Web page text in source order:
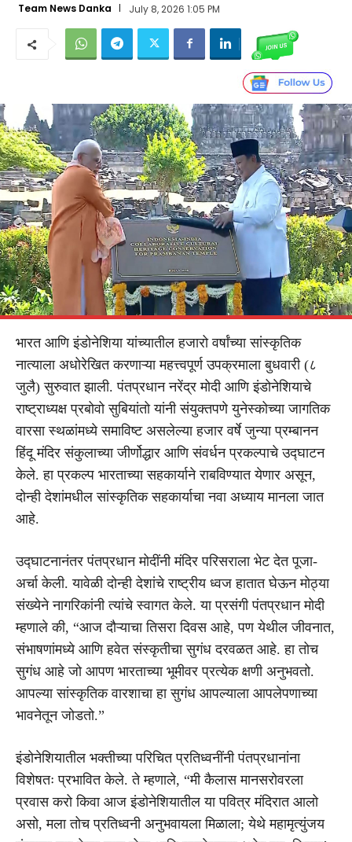
Team News Danka July 8, 2026 1:05 PM
भारत आणि इंडोनेशिया यांच्यातील हजारो वर्षांच्या सांस्कृतिक
नात्याला अधोरेखित करणाऱ्या महत्त्वपूर्ण उपक्रमाला बुधवारी (८
जुलै) सुरुवात झाली. पंतप्रधान नरेंद्र मोदी आणि इंडोनेशियाचे
राष्ट्राध्यक्ष प्रबोवो सुबियांतो यांनी संयुक्तपणे युनेस्कोच्या जागतिक
वारसा स्थळांमध्ये समाविष्ट असलेल्या हजार वर्षे जुन्या प्रम्बानन
हिंदू मंदिर संकुलाच्या जीर्णोद्धार आणि संवर्धन प्रकल्पाचे उद्घाटन
केले. हा प्रकल्प भारताच्या सहकार्याने राबविण्यात येणार असून,
दोन्ही देशांमधील सांस्कृतिक सहकार्याचा नवा अध्याय मानला जात
आहे.
उद्घाटनानंतर पंतप्रधान मोदींनी मंदिर परिसराला भेट देत पूजा-
अर्चा केली. यावेळी दोन्ही देशांचे राष्ट्रीय ध्वज हातात घेऊन मोठ्या
संख्येने नागरिकांनी त्यांचे स्वागत केले. या प्रसंगी पंतप्रधान मोदी
म्हणाले की, “आज दौऱ्याचा तिसरा दिवस आहे, पण येथील जीवनात,
संभाषणांमध्ये आणि हवेत संस्कृतीचा सुगंध दरवळत आहे. हा तोच
सुगंध आहे जो आपण भारताच्या भूमीवर प्रत्येक क्षणी अनुभवतो.
आपल्या सांस्कृतिक वारशाचा हा सुगंध आपल्याला आपलेपणाच्या
भावनेतून जोडतो.”
इंडोनेशियातील भक्तीच्या परिचित प्रतिध्वनींनी पंतप्रधानांना
विशेषतः प्रभावित केले. ते म्हणाले, “मी कैलास मानसरोवरला
प्रवास करो किवा आज इंडोनेशियातील या पवित्र मंदिरात आलो
असो, मला तोच प्रतिध्वनी अनुभवायला मिळाला; येथे महामृत्युंजय